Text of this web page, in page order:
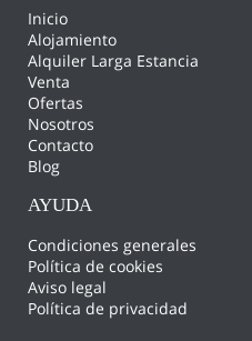
Inicio
Alojamiento
Alquiler Larga Estancia
Venta
Ofertas
Nosotros
Contacto
Blog
AYUDA
Condiciones generales
Política de cookies
Aviso legal
Política de privacidad